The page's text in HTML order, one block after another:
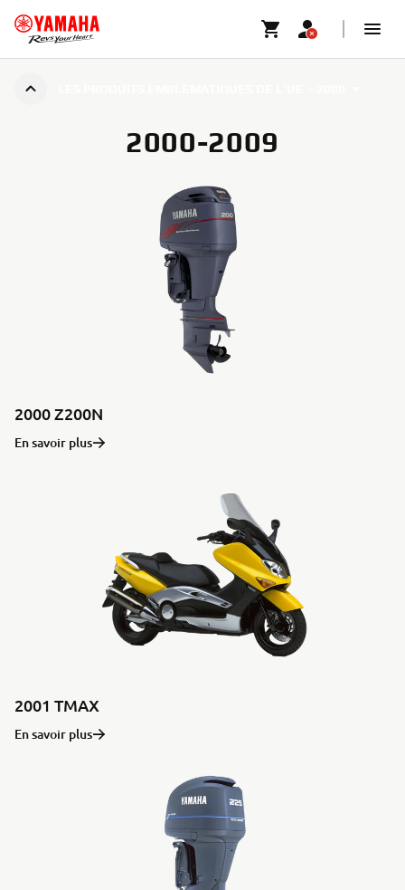
2000-2009
2000 Z200N
En savoir plus
2001 TMAX
En savoir plus